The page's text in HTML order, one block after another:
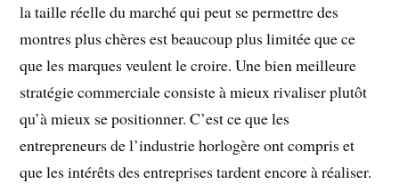
la taille réelle du marché qui peut se permettre des
montres plus chères est beaucoup plus limitée que ce
que les marques veulent le croire. Une bien meilleure
stratégie commerciale consiste à mieux rivaliser plutôt
qu’à mieux se positionner. C’est ce que les
entrepreneurs de l’industrie horlogère ont compris et
que les intérêts des entreprises tardent encore à réaliser.